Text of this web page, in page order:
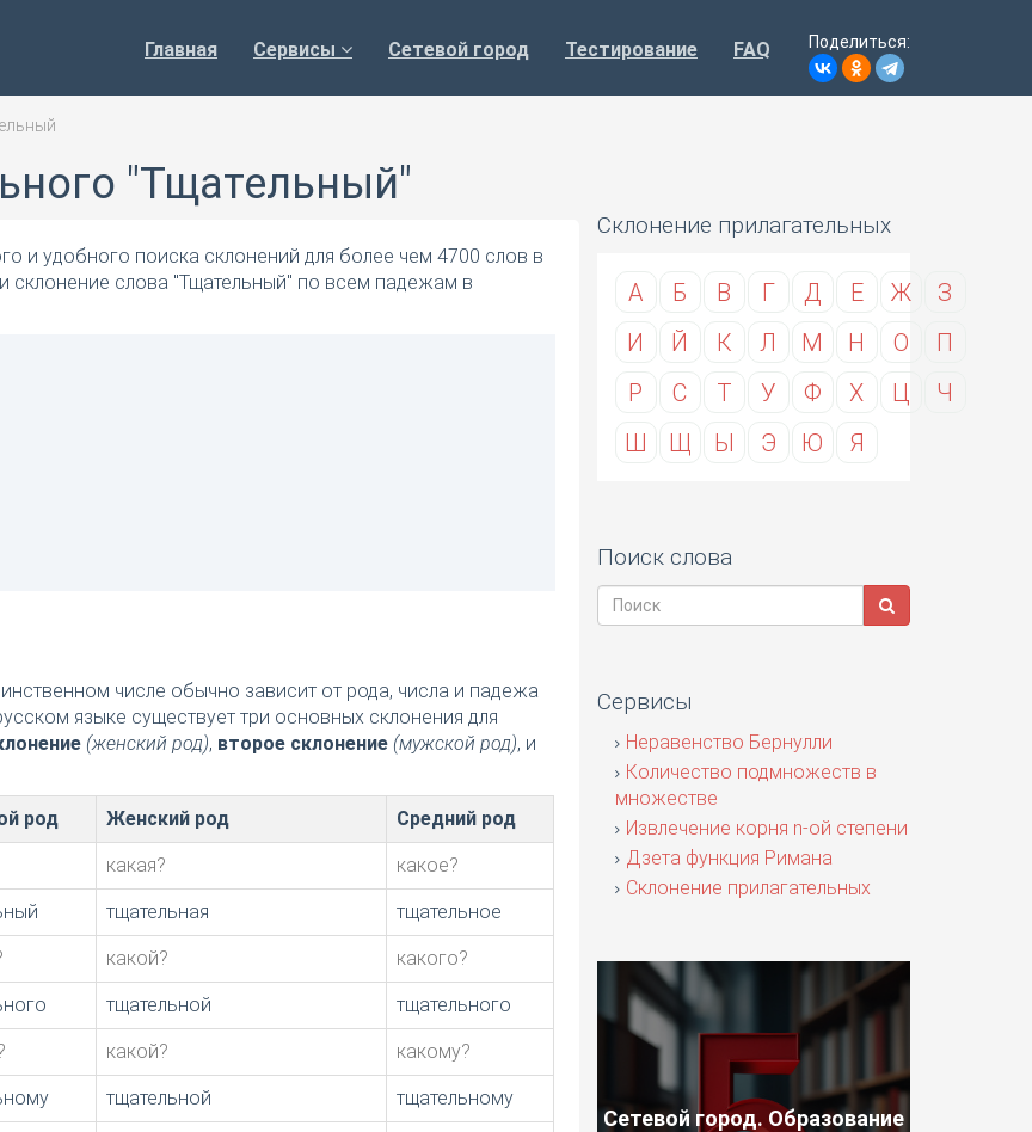
Главная Сервисы Сетевой город Тестирование FAQ Поделиться:
"Тщательный"
и удобного поиска склонений для более чем 4700 слов в
склонение слова "Тщательный" по всем падежам в
числе обычно зависит от рода, числа и падежа
языке существует три основных склонения для
(женский род), второе склонение (мужской род), и
род Женский род Средний род
какая? какое?
тщательная тщательное
какой? какого?
тщательной тщательного
какой? какому?
тщательной тщательному
Склонение прилагательных
А Б В Г Д Е Ж
З
И
Й К Л М Н О
П
Р
С Т У Ф Х Ц
Ч
Ш
Щ Ы Э Ю Я
Поиск слова
Сервисы
Неравенство Бернулли
Количество подмножеств в
множестве
Извлечение корня n-ой степени
Дзета функция Римана
Склонение прилагательных
Сетевой город. Образование